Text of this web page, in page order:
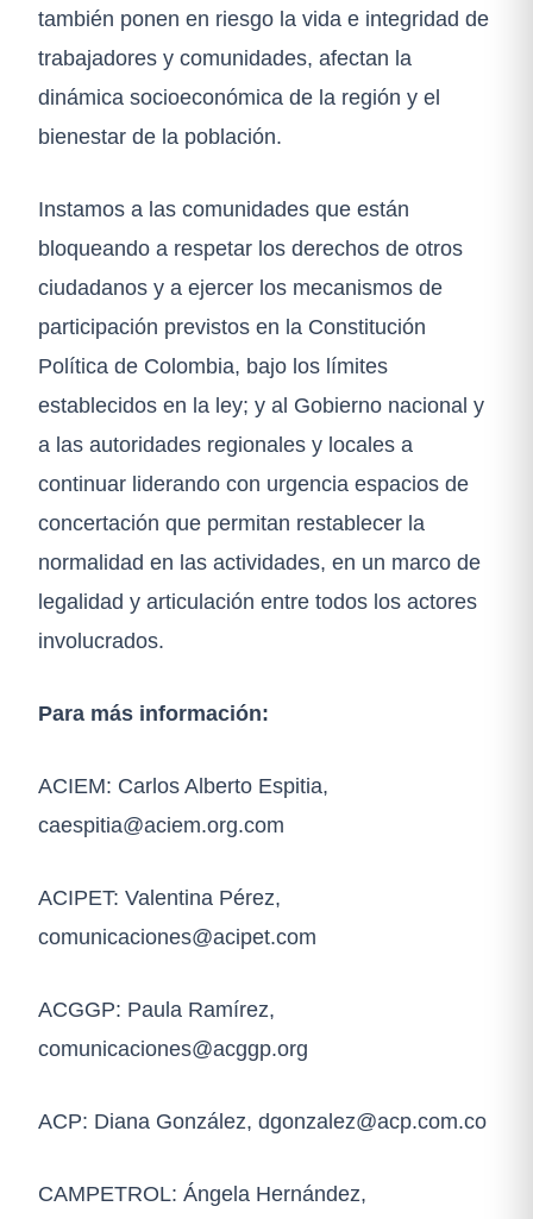
también ponen en riesgo la vida e integridad de
trabajadores y comunidades, afectan la
dinámica socioeconómica de la región y el
bienestar de la población.
Instamos a las comunidades que están
bloqueando a respetar los derechos de otros
ciudadanos y a ejercer los mecanismos de
participación previstos en la Constitución
Política de Colombia, bajo los límites
establecidos en la ley; y al Gobierno nacional y
a las autoridades regionales y locales a
continuar liderando con urgencia espacios de
concertación que permitan restablecer la
normalidad en las actividades, en un marco de
legalidad y articulación entre todos los actores
involucrados.
Para más información:
ACIEM: Carlos Alberto Espitia,
caespitia@aciem.org.com
ACIPET: Valentina Pérez,
comunicaciones@acipet.com
ACGGP: Paula Ramírez,
comunicaciones@acggp.org
ACP: Diana González, dgonzalez@acp.com.co
CAMPETROL: Ángela Hernández,